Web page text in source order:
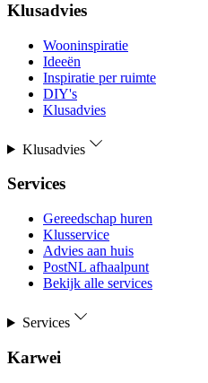
Klusadvies
Wooninspiratie
Ideeën
Inspiratie per ruimte
DIY's
Klusadvies
Klusadvies
Services
Gereedschap huren
Klusservice
Advies aan huis
PostNL afhaalpunt
Bekijk alle services
Services
Karwei